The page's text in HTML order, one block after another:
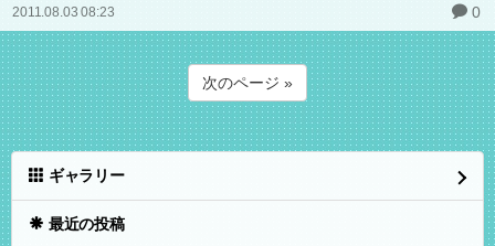
2011.08.03 08:23 0
次のページ »
ギャラリー
最近の投稿